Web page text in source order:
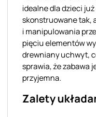
idealne dla dzieci już
skonstruowane tak,
i manipulowania
pięciu elementów
drewniany uchwyt,
sprawia, że zabawa
przyjemna.
Zalety